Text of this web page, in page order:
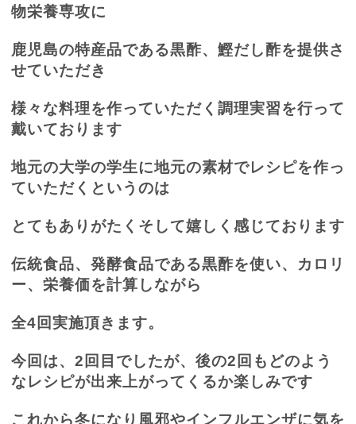
物栄養専攻に
鹿児島の特産品である黒酢、鰹だし酢を提供さ
せていただき
様々な料理を作っていただく調理実習を行って
戴いております
地元の大学の学生に地元の素材でレシピを作っ
ていただくというのは
とてもありがたくそして嬉しく感じております
伝統食品、発酵食品である黒酢を使い、カロリ
ー、栄養価を計算しながら
全4回実施頂きます。
今回は、2 回目でしたが、後の2 回もどのよう
なレシピが出来上がってくるか楽しみです
これから冬になり風邪やインフルエンザに気を